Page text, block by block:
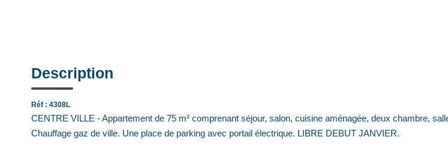
Description
Réf : 4308L
CENTRE VILLE - Appartement de 75 m² comprenant séjour, salon, cuisine aménagée, deux chambre,
Chauffage gaz de ville. Une place de parking avec portail électrique. LIBRE DEBUT JANVIER.